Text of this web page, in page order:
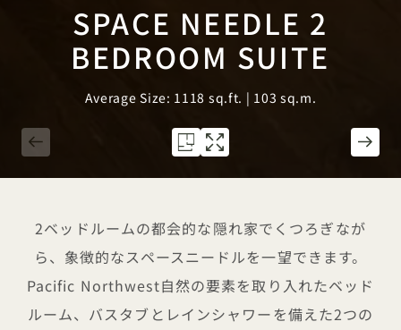
SPACE NEEDLE 2
BEDROOM SUITE
Average Size: 1118 sq.ft. | 103 sq.m.
2ベッドルームの都会的な隠れ家でくつろぎなが
ら、象徴的なスペースニードルを一望できます。
Pacific Northwest自然の要素を取り入れたベッド
ルーム、バスタブとレインシャワーを備えた2つの